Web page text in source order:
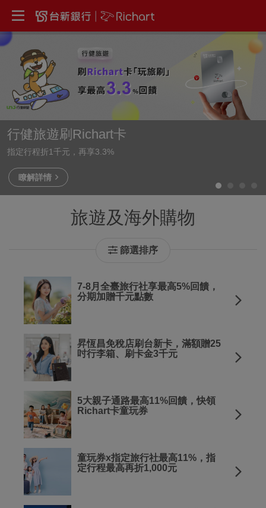
行健旅遊刷Richart卡
指定行程折1千元，再享3.3%
瞭解詳情
旅遊及海外購物
篩選排序
7-8月全臺旅行社享最高5%回饋，
分期加贈千元點數
昇恆昌免稅店刷台新卡，滿額贈25
吋行李箱、刷卡金3千元
5大親子通路最高11%回饋，快領
Richart卡童玩券
童玩券x指定旅行社最高11%，指
定行程最高再折1,000元